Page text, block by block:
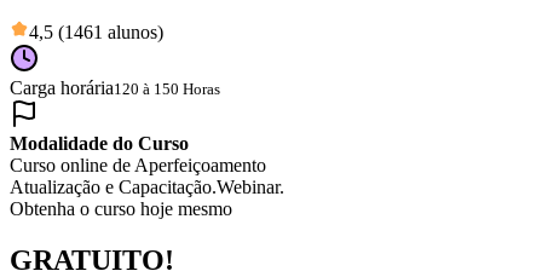
4,5 (1461 alunos)
Carga horária120 à 150 Horas
Modalidade do Curso
Curso online de Aperfeiçoamento
Atualização e Capacitação.Webinar.
Obtenha o curso hoje mesmo
GRATUITO!